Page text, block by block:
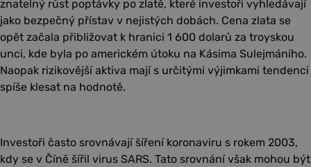
znatelný růst poptávky po zlatě, které investoři vyhledávají
jako bezpečný přístav v nejistých dobách. Cena zlata se
opět začala přibližovat k hranici 1 600 dolarů za troyskou
unci, kde byla po americkém útoku na Kásima Sulejmáního.
Naopak rizikovější aktiva mají s určitými výjimkami tendenci
spíše klesat na hodnotě.
Investoři často srovnávají šíření koronaviru s rokem 2003,
kdy se v Číně šířil virus SARS. Tato srovnání však mohou být